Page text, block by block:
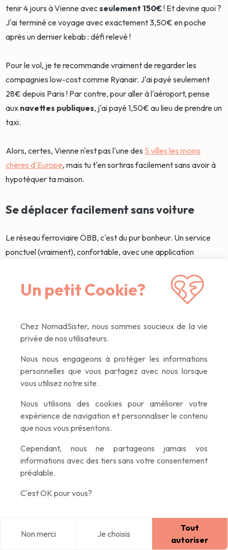
Un petit Cookie?
Chez NomadSister, nous sommes soucieux de la vie
privée de nos utilisateurs.
Nous nous engageons à protéger les informations
personnelles que vous partagez avec nous lorsque
vous utilisez notre site.
Nous utilisons des cookies pour améliorer votre
expérience de navigation et personnaliser le contenu
que nous vous présentons.
Cependant, nous ne partageons jamais vos
informations avec des tiers sans votre consentement
préalable.
C'est OK pour vous?
Non merci Je choisis
Tout
autoriser
Explorer Blog Connexion
tenir 4 jours à Vienne avecseulement 150€! Et devine quoi ?
J'ai terminé ce voyage avec exactement 3,50€ en poche
après un dernier kebab : défi relevé !
Pour le vol, je te recommande vraiment de regarder les
compagnies low-cost comme Ryanair. J'ai payé seulement
28€ depuis Paris ! Par contre, pour aller à l'aéroport, pense
aux navettes publiques, j'ai payé 1,50€ au lieu de prendre un
taxi.
Alors, certes, Vienne n'est pas l'une des 5 villes les moins
chères d'Europe, mais tu t'en sortiras facilement sans avoir à
hypotéquer ta maison.
Se déplacer facilement sans voiture
Le réseau ferroviaire ÖBB, c'est du pur bonheur. Un service
ponctuel (vraiment), confortable, avec une application
Vorteilscard offre 25% de promo, rentable dès une semaine de
voyage.
Les bus Flixbus aident parfaitement pour toutes les
destinations, et les Postbus autrichiens desservent même les
long du Danube à Vienne.
Pour ma part (et pour nous autres européennes), une simple
européenne d’assurance maladie et une bonne assurance
voyage en poche.
site officiel du
gouvernement autrichien
pour te assurer de la démarche à